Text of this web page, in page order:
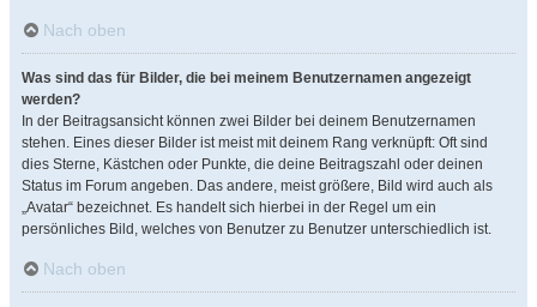
Nach oben
Was sind das für Bilder, die bei meinem Benutzernamen angezeigt
werden?
In der Beitragsansicht können zwei Bilder bei deinem Benutzernamen
stehen. Eines dieser Bilder ist meist mit deinem Rang verknüpft: Oft sind
dies Sterne, Kästchen oder Punkte, die deine Beitragszahl oder deinen
Status im Forum angeben. Das andere, meist größere, Bild wird auch als
„Avatar“ bezeichnet. Es handelt sich hierbei in der Regel um ein
persönliches Bild, welches von Benutzer zu Benutzer unterschiedlich ist.
Nach oben